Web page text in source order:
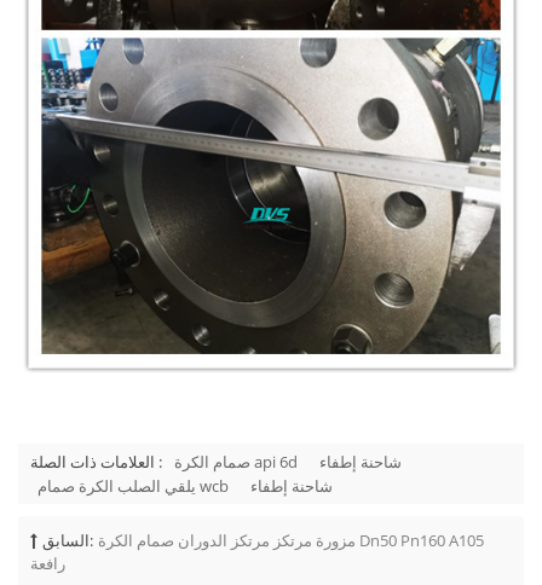
العلامات ذات الصلة : صمام الكرة api 6d
شاحنة إطفاء
يلقي الصلب الكرة صمام wcb
شاحنة إطفاء
السابق: مزورة مرتكز مرتكز الدوران صمام الكرة Dn50 Pn160 A105
رافعة